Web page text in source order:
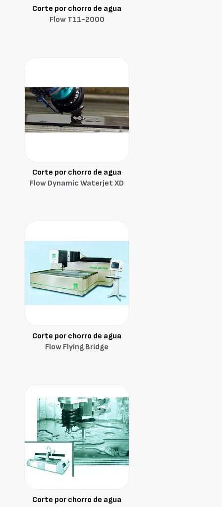
Corte por chorro de agua
Flow T11-2000
Corte por chorro de agua
Flow Dynamic Waterjet XD
Corte por chorro de agua
Flow Flying Bridge
Corte por chorro de agua